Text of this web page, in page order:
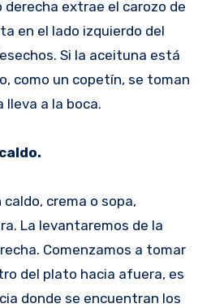
derecha extrae el carozo de
en el lado izquierdo del
Si la aceituna está
como un copetín, se toman
lleva a la boca.
crema o sopa,
La levantaremos de la
Comenzamos a tomar
del plato hacia afuera, es
donde se encuentran los